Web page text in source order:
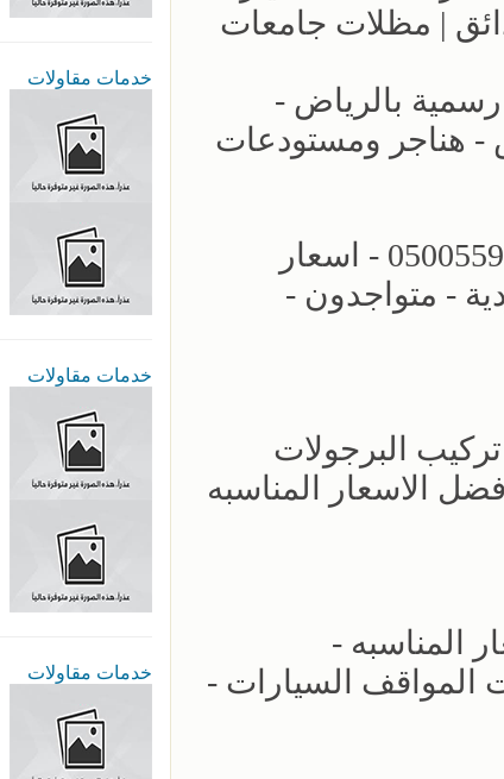
| مظلات جامعات
الاول - 0500559613 - شركة رسمية بالرياض -
- هناجر ومستودعات
محل مظلات وسواتر الرياض - تركيب مواقف السيارات - 0500559613 - اسعار
- متواجدون -
وسواتر الاختيار الاول - الرياض - 0114996351 - تركيب البرجولات
الاسعار المناسبه
المناسبه -
المواقف السيارات -
خدمات مقاولات
خدمات مقاولات
خدمات مقاولات